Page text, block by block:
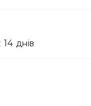
днів